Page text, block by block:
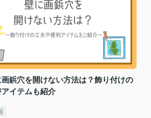
鋲穴を開けない方法は？飾り付けの
イテムも紹介